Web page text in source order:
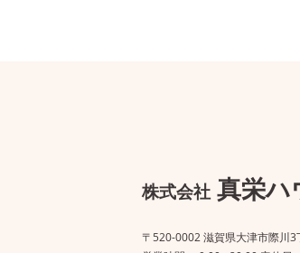
株式会社 真栄ハ
〒520-0002 滋賀県大津市際川3